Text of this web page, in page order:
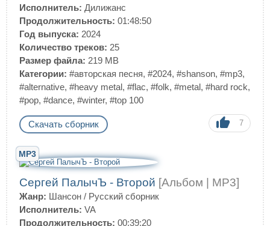
Исполнитель: Дилижанс
Продолжительность: 01:48:50
Год выпуска: 2024
Количество треков: 25
Размер файла: 219 MB
Категории: #авторская песня, #2024, #shanson, #mp3,
#alternative, #heavy metal, #flac, #folk, #metal, #hard rock,
#pop, #dance, #winter, #top 100
Скачать сборник 7
MP3
Сергей ПалычЪ - Второй [Альбом | MP3]
Жанр: Шансон / Русский сборник
Исполнитель: VA
Продолжительность: 00:39:20